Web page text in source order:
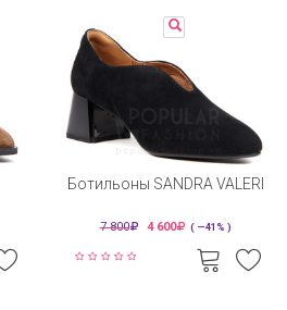
Ботильоны SANDRA VALERI
7 800 4 600 ( —41% )